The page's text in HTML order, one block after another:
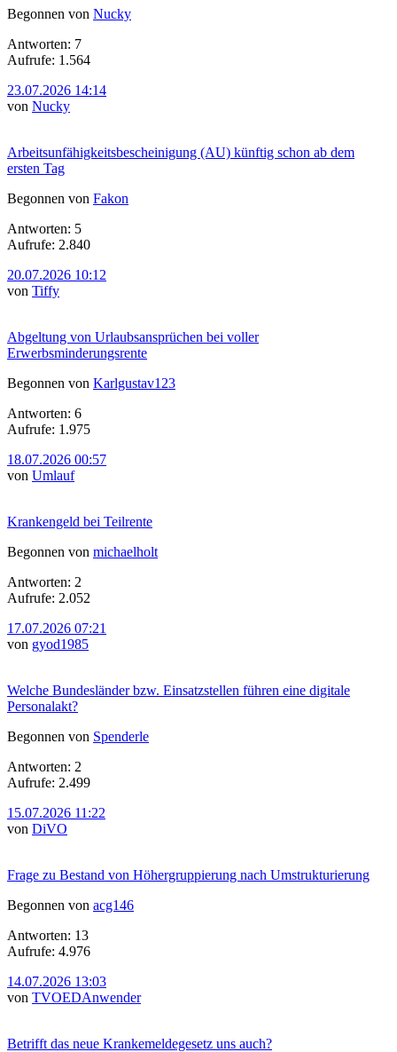
Begonnen von Nucky
Antworten: 7
Aufrufe: 1.564
23.07.2026 14:14
von Nucky
Arbeitsunfähigkeitsbescheinigung (AU) künftig schon ab dem
ersten Tag
Begonnen von Fakon
Antworten: 5
Aufrufe: 2.840
20.07.2026 10:12
von Tiffy
Abgeltung von Urlaubsansprüchen bei voller
Erwerbsminderungsrente
Begonnen von Karlgustav123
Antworten: 6
Aufrufe: 1.975
18.07.2026 00:57
von Umlauf
Krankengeld bei Teilrente
Begonnen von michaelholt
Antworten: 2
Aufrufe: 2.052
17.07.2026 07:21
von gyod1985
Welche Bundesländer bzw. Einsatzstellen führen eine digitale
Personalakt?
Begonnen von Spenderle
Antworten: 2
Aufrufe: 2.499
15.07.2026 11:22
von DiVO
Frage zu Bestand von Höhergruppierung nach Umstrukturierung
Begonnen von acg146
Antworten: 13
Aufrufe: 4.976
14.07.2026 13:03
von TVOEDAnwender
Betrifft das neue Krankemeldegesetz uns auch?